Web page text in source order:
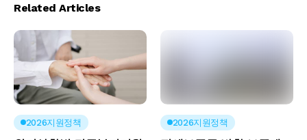
Related Articles
2026지원정책 2026지원정책